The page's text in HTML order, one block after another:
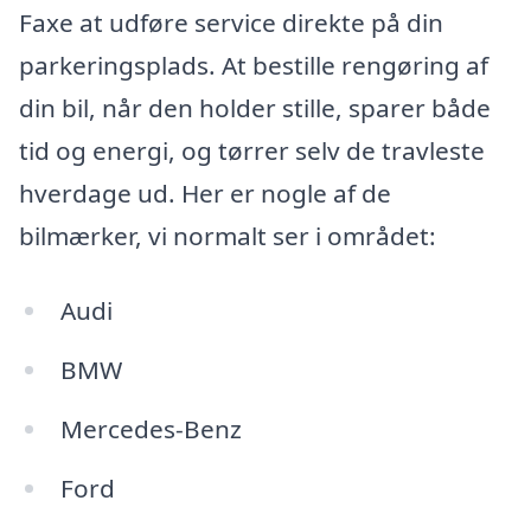
Faxe at udføre service direkte på din
parkeringsplads. At bestille rengøring af
din bil, når den holder stille, sparer både
tid og energi, og tørrer selv de travleste
hverdage ud. Her er nogle af de
bilmærker, vi normalt ser i området:
Audi
BMW
Mercedes-Benz
Ford